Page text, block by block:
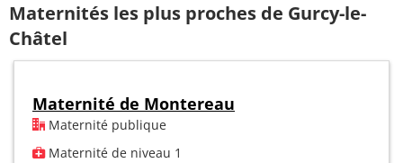
Maternités les plus proches de Gurcy-le-
Châtel
Maternité de Montereau
Maternité publique
Maternité de niveau 1